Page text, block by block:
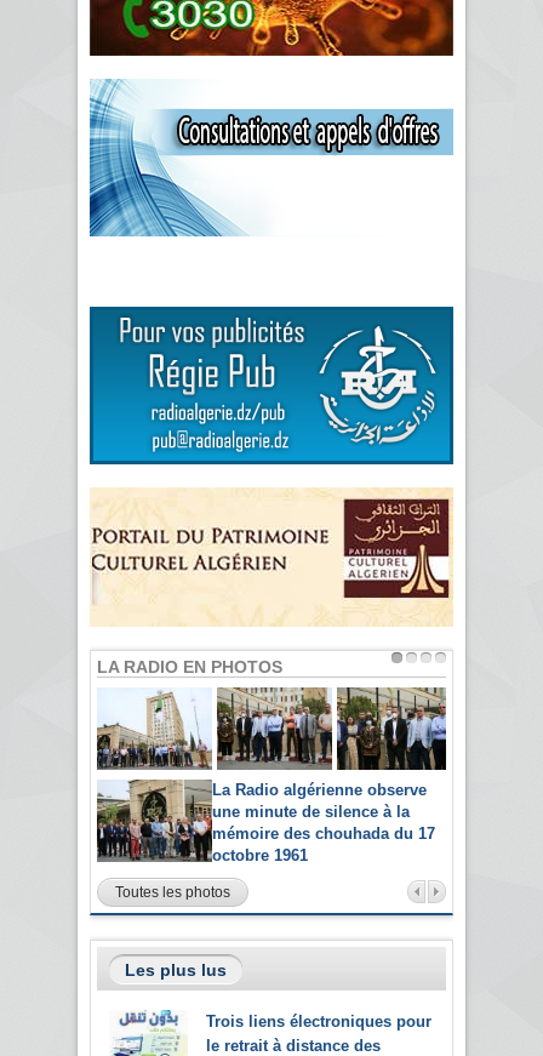
LA RADIO EN PHOTOS
La Radio algérienne observe
une minute de silence à la
mémoire des chouhada du 17
octobre 1961
Toutes les photos
Les plus lus
Trois liens électroniques pour
le retrait à distance des